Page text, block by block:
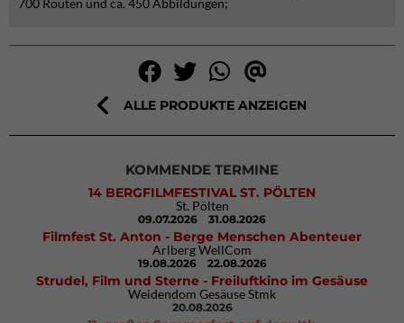
700 Routen und ca. 450 Abbildungen;
ALLE PRODUKTE ANZEIGEN
KOMMENDE TERMINE
14 BERGFILMFESTIVAL ST. PÖLTEN
St. Pölten
09.07.2026 31.08.2026
Filmfest St. Anton - Berge Menschen Abenteuer
Arlberg WellCom
19.08.2026 22.08.2026
Strudel, Film und Sterne - Freiluftkino im Gesäuse
Weidendom Gesäuse Stmk
20.08.2026